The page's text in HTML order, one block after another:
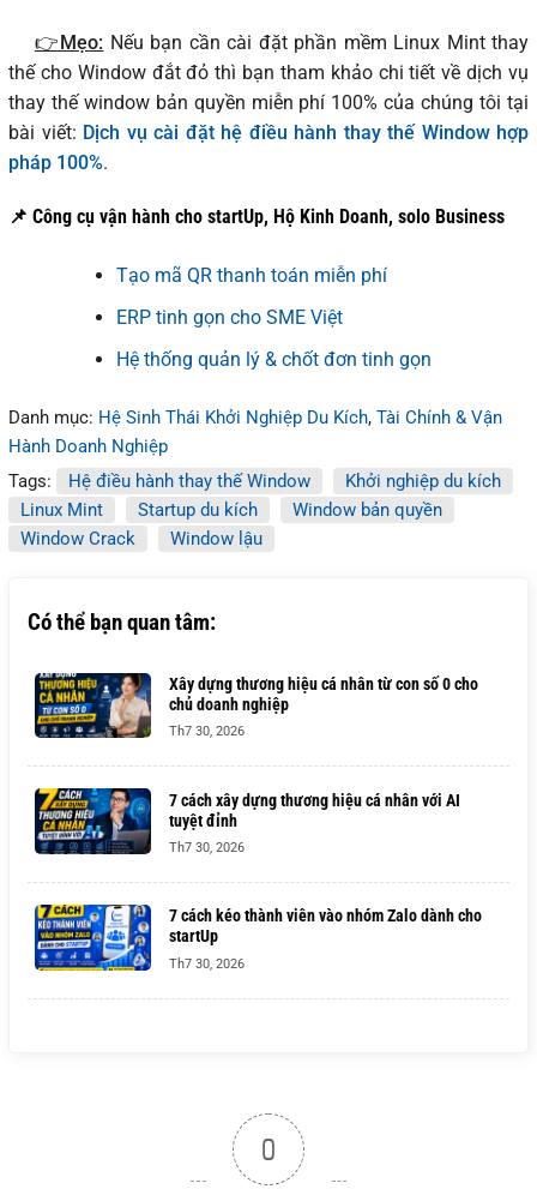
👉Mẹo: Nếu bạn cần cài đặt phần mềm Linux Mint thay
thế cho Window đắt đỏ thì bạn tham khảo chi tiết về dịch vụ
thay thế window bản quyền miễn phí 100% của chúng tôi tại
bài viết: Dịch vụ cài đặt hệ điều hành thay thế Window hợp
pháp 100%.
📌 Công cụ vận hành cho startUp, Hộ Kinh Doanh, solo Business
Tạo mã QR thanh toán miễn phí
ERP tinh gọn cho SME Việt
Hệ thống quản lý & chốt đơn tinh gọn
Danh mục: Hệ Sinh Thái Khởi Nghiệp Du Kích, Tài Chính & Vận
Hành Doanh Nghiệp
Tags:
Hệ điều hành thay thế Window
Khởi nghiệp du kích
Linux Mint
Startup du kích
Window bản quyền
Window Crack
Window lậu
Có thể bạn quan tâm:
Xây dựng thương hiệu cá nhân từ con số 0 cho
chủ doanh nghiệp
Th7 30, 2026
7 cách xây dựng thương hiệu cá nhân với AI
tuyệt đỉnh
Th7 30, 2026
7 cách kéo thành viên vào nhóm Zalo dành cho
startUp
Th7 30, 2026
0